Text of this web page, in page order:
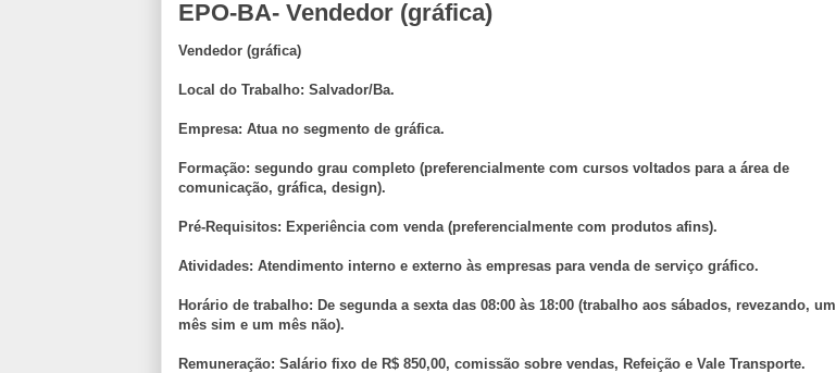
EPO-BA- Vendedor (gráfica)
Vendedor (gráfica)
Local do Trabalho: Salvador/Ba.
Empresa: Atua no segmento de gráfica.
Formação: segundo grau completo (preferencialmente com cursos voltados para a área de
comunicação, gráfica, design).
Pré-Requisitos: Experiência com venda (preferencialmente com produtos afins).
Atividades: Atendimento interno e externo às empresas para venda de serviço gráfico.
Horário de trabalho: De segunda a sexta das 08:00 às 18:00 (trabalho aos sábados, revezando, um
mês sim e um mês não).
Remuneração: Salário fixo de R$ 850,00, comissão sobre vendas, Refeição e Vale Transporte.